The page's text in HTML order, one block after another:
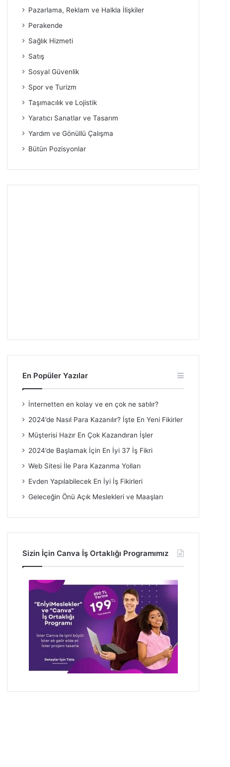
Pazarlama, Reklam ve Halkla İlişkiler
Perakende
Sağlık Hizmeti
Satış
Sosyal Güvenlik
Spor ve Turizm
Taşımacılık ve Lojistik
Yaratıcı Sanatlar ve Tasarım
Yardım ve Gönüllü Çalışma
Bütün Pozisyonlar
En Popüler Yazılar
İnternetten en kolay ve en çok ne satılır?
2024’de Nasıl Para Kazanılır? İşte En Yeni Fikirler
Müşterisi Hazır En Çok Kazandıran İşler
2024’de Başlamak İçin En İyi 37 İş Fikri
Web Sitesi İle Para Kazanma Yolları
Evden Yapılabilecek En İyi İş Fikirleri
Geleceğin Önü Açık Meslekleri ve Maaşları
Sizin İçin Canva İş Ortaklığı Programımız